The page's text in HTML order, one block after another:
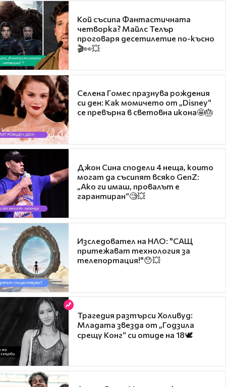
Кой съсипа Фантастичната
четворка? Майлс Телър
проговаря десетилетие по-късно
🎬👀💥
Селена Гомес празнува рождения
си ден: Как момичето от „Disney“
се превърна в световна икона🤩🎂
Джон Сина сподели 4 неща, които
могат да съсипят всяко GenZ:
„Ако ги имаш, провалът е
гарантиран“🧐💥
Изследовател на НЛО: "САЩ
притежават технология за
телепортация!"😯💥
Трагедия разтърси Холивуд:
Младата звезда от „Годзила
срещу Конг“ си отиде на 18🕊️